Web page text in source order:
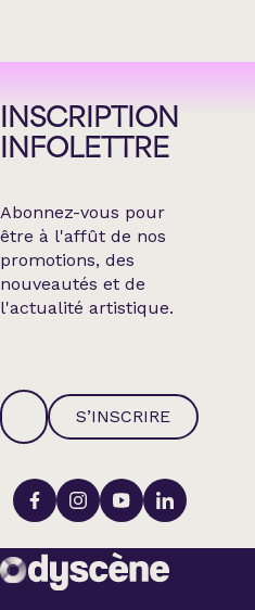
INSCRIPTION
INFOLETTRE
Abonnez-vous pour
être à l'affût de nos
promotions, des
nouveautés et de
l'actualité artistique.
S’INSCRIRE